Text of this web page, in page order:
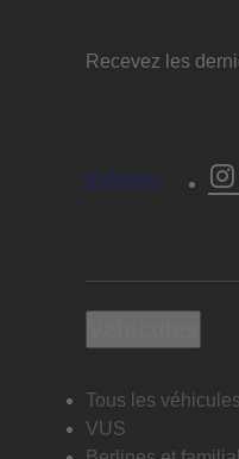
Recevez les
S'abonner
Tous les véhicules
VUS